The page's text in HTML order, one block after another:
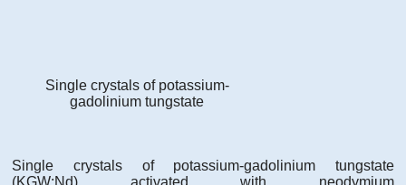
Single crystals of potassium-
gadolinium tungstate
Single crystals of potassium-gadolinium tungstate